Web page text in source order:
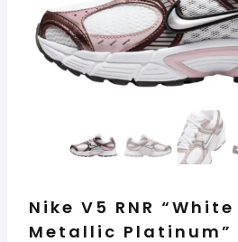
Nike V5 RNR
Metallic Platinum”